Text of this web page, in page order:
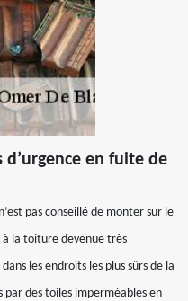
d’urgence en fuite de
pas conseillé de monter sur le
à la toiture devenue très
les endroits les plus sûrs de la
par des toiles imperméables en